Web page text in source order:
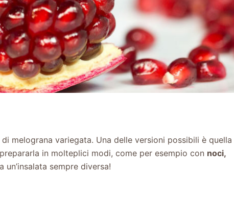
melograna variegata. Una delle versioni possibili è quella
in molteplici modi, come per esempio con noci,
un’insalata sempre diversa!